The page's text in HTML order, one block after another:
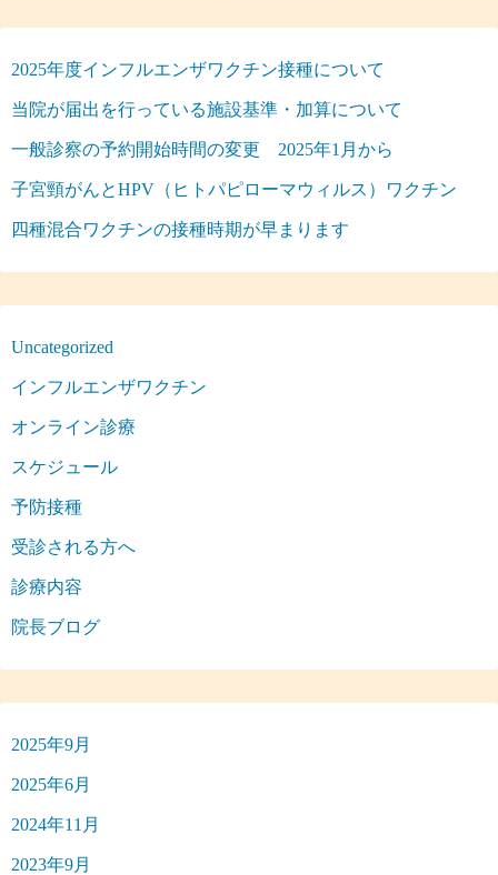
2025年度インフルエンザワクチン接種について
当院が届出を行っている施設基準・加算について
一般診察の予約開始時間の変更 2025年1月から
子宮頸がんとHPV（ヒトパピローマウィルス）ワクチン
四種混合ワクチンの接種時期が早まります
Uncategorized
インフルエンザワクチン
オンライン診療
スケジュール
予防接種
受診される方へ
診療内容
院長ブログ
2025年9月
2025年6月
2024年11月
2023年9月